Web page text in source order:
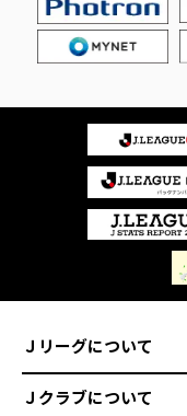
Ｊリーグについて
Ｊクラブについて